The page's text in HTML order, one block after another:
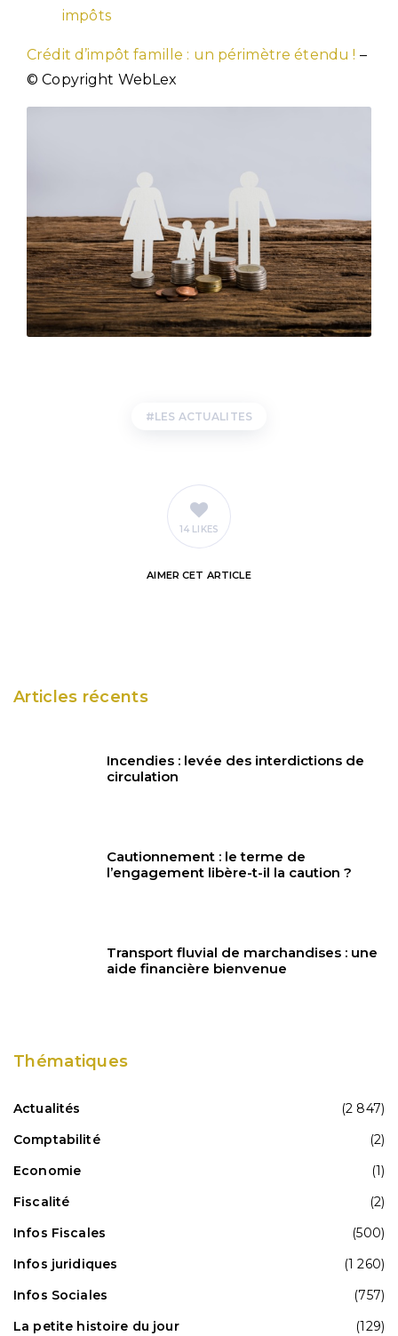
impôts
Crédit d’impôt famille : un périmètre étendu ! –
© Copyright WebLex
LES ACTUALITES
14 LIKES
AIMER CET ARTICLE
Articles récents
Incendies : levée des interdictions de
circulation
Cautionnement : le terme de
l’engagement libère-t-il la caution ?
Transport fluvial de marchandises : une
aide financière bienvenue
Thématiques
Actualités
(2 847)
Comptabilité
(2)
Economie
(1)
Fiscalité
(2)
Infos Fiscales
(500)
Infos juridiques
(1 260)
Infos Sociales
(757)
La petite histoire du jour
(129)